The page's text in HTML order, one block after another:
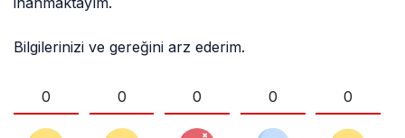
Bilgilerinizi ve gereğini arz ederim.
0 0 0 0 0